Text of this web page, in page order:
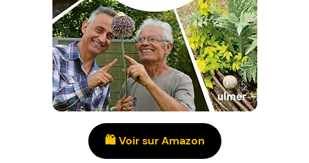
🛍️ Voir sur Amazon